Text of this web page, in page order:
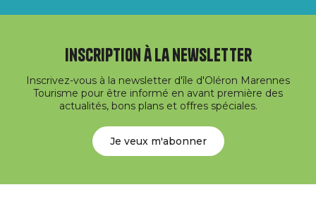
Inscription à la newsletter
Inscrivez-vous à la newsletter d'île d'Oléron Marennes
Tourisme pour être informé en avant première des
actualités, bons plans et offres spéciales.
Je veux m'abonner